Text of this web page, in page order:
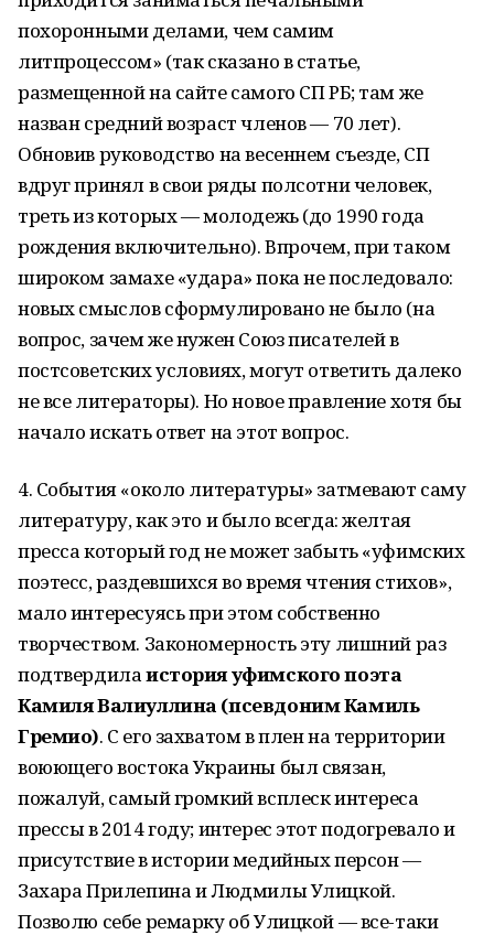
похоронными делами, чем самим
литпроцессом» (так сказано в статье,
размещенной на сайте самого СП РБ; там же
назван средний возраст членов — 70 лет).
Обновив руководство на весеннем съезде, СП
вдруг принял в свои ряды полсотни человек,
треть из которых — молодежь (до 1990 года
рождения включительно). Впрочем, при таком
широком замахе «удара» пока не последовало:
новых смыслов сформулировано не было (на
вопрос, зачем же нужен Союз писателей в
постсоветских условиях, могут ответить далеко
не все литераторы). Но новое правление хотя бы
начало искать ответ на этот вопрос.
4. События «около литературы» затмевают саму
литературу, как это и было всегда: желтая
пресса который год не может забыть «уфимских
поэтесс, раздевшихся во время чтения стихов»,
мало интересуясь при этом собственно
творчеством. Закономерность эту лишний раз
подтвердилаистория уфимского поэта
Камиля Валиуллина (псевдоним Камиль
Гремио). С его захватом в плен на территории
воюющего востока Украины был связан,
пожалуй, самый громкий всплеск интереса
прессы в 2014 году; интерес этот подогревало и
присутствие в истории медийных персон —
Захара Прилепина и Людмилы Улицкой.
Позволю себе ремарку об Улицкой — все-таки